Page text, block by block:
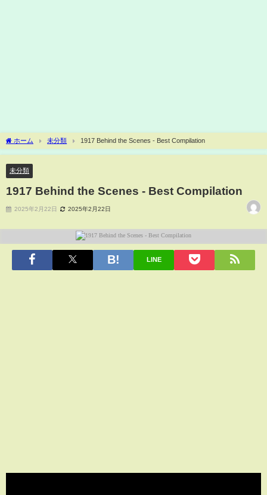
ホーム 未分類 1917 Behind the Scenes - Best Compilation
未分類
1917 Behind the Scenes - Best Compilation
2025年2月22日 2025年2月22日
LINE